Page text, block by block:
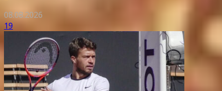
08.08.2026
19